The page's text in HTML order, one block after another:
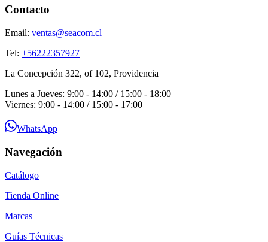
Contacto
Email: ventas@seacom.cl
Tel: +56222357927
La Concepción 322, of 102, Providencia
Lunes a Jueves: 9:00 - 14:00 / 15:00 - 18:00
Viernes: 9:00 - 14:00 / 15:00 - 17:00
WhatsApp
Navegación
Catálogo
Tienda Online
Marcas
Guías Técnicas